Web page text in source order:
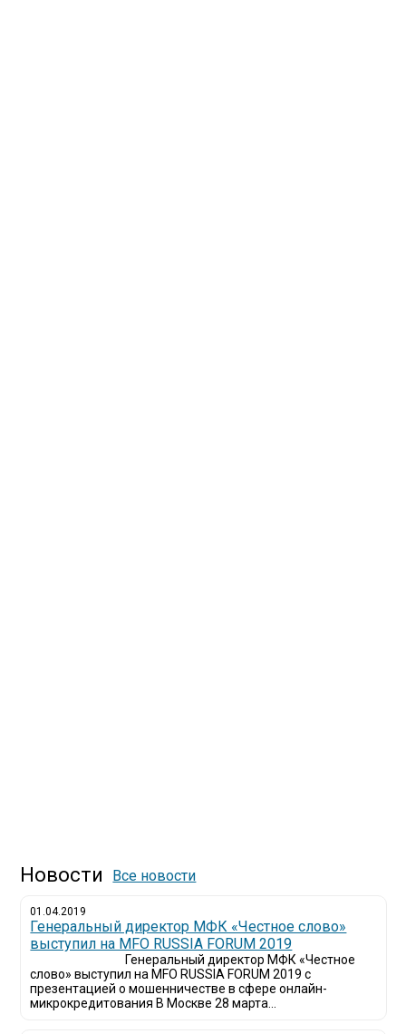
Новости Все новости
01.04.2019
Генеральный директор МФК «Честное слово»
выступил на MFO RUSSIA FORUM 2019
Генеральный директор МФК «Честное
слово» выступил на MFO RUSSIA FORUM 2019 с
презентацией о мошенничестве в сфере онлайн-
микрокредитования В Москве 28 марта...